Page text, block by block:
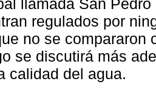
llamada San
regulados por
no se compararon
se discutirá más
calidad del agua.